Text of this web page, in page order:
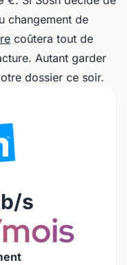
changement de
coûtera tout de
Autant garder
dossier ce soir.
s